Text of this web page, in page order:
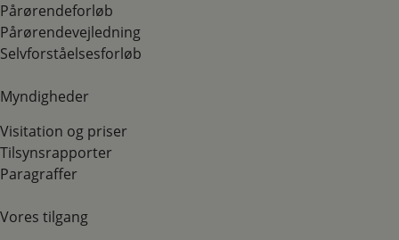
Pårørendeforløb
Pårørendevejledning
Selvforståelsesforløb
Myndigheder
Visitation og priser
Tilsynsrapporter
Paragraffer
Vores tilgang